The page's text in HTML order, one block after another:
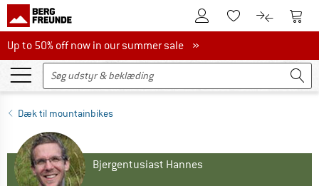
Til kundekontoenTil huskesedlen.
Til Til
Up to 50% off now in our summer sale
Up to 50% off now in our summer sale »
Dæk til mountainbikes
Bjergentusiast Hannes